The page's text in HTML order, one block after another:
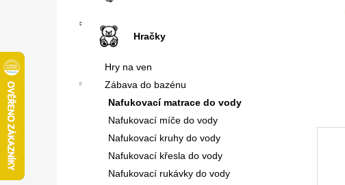
Hračky
Hry na ven
Zábava do bazénu
Nafukovací matrace do vody
Nafukovací míče do vody
Nafukovací kruhy do vody
Nafukovací křesla do vody
Nafukovací rukávky do vody